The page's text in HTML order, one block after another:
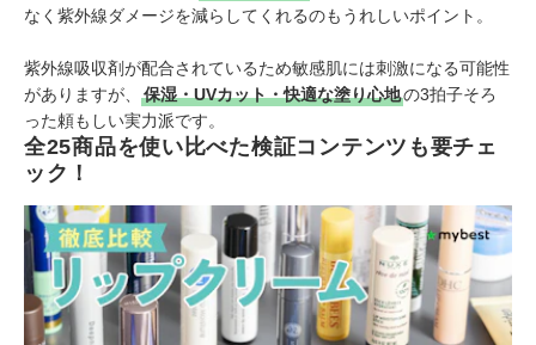
なく紫外線ダメージを減らしてくれるのもうれしいポイント。
紫外線吸収剤が配合されているため敏感肌には刺激になる可能性
がありますが、
保湿・UVカット・快適な塗り心地の3拍子そろ
った頼もしい実力派です。
全25商品を使い比べた検証コンテンツも要チェ
ック！